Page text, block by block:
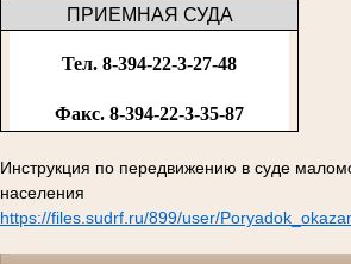
ПРИЕМНАЯ СУДА
Тел. 8-394-22-3-27-48
Факс. 8-394-22-3-35-87
Инструкция по передвижению в суде
населения
https://files.sudrf.ru/899/user/